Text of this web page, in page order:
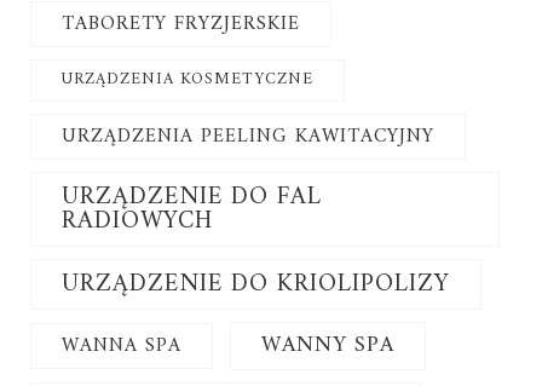
TABORETY FRYZJERSKIE
URZĄDZENIA KOSMETYCZNE
URZĄDZENIA PEELING KAWITACYJNY
URZĄDZENIE DO FAL
RADIOWYCH
URZĄDZENIE DO KRIOLIPOLIZY
WANNA SPA WANNY SPA